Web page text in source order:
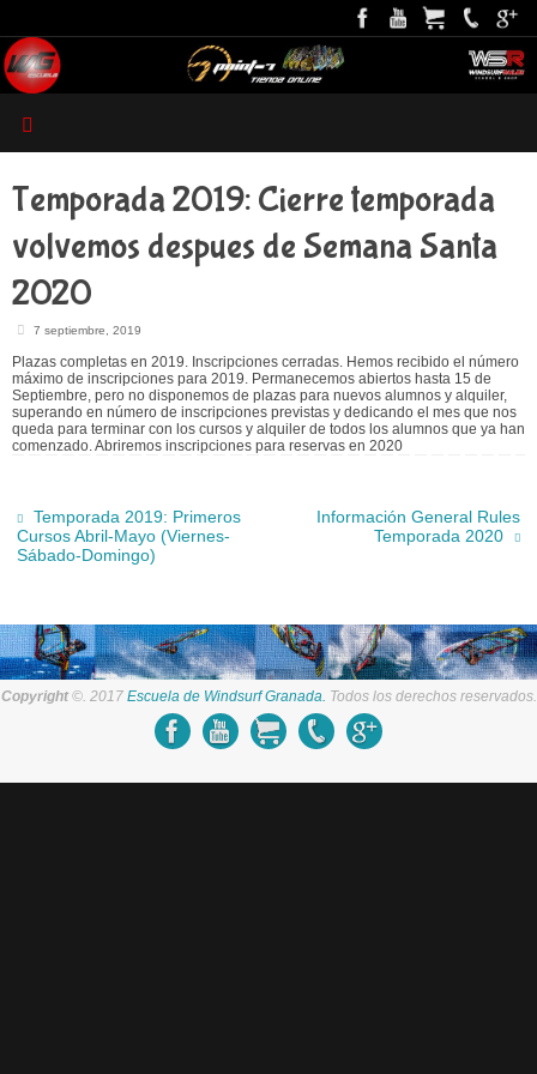
Temporada 2019: Cierre temporada
volvemos despues de Semana Santa
2020
7 septiembre, 2019
Plazas completas en 2019. Inscripciones cerradas. Hemos recibido el número
máximo de inscripciones para 2019. Permanecemos abiertos hasta 15 de
Septiembre, pero no disponemos de plazas para nuevos alumnos y alquiler,
superando en número de inscripciones previstas y dedicando el mes que nos
queda para terminar con los cursos y alquiler de todos los alumnos que ya han
comenzado. Abriremos inscripciones para reservas en 2020
Temporada 2019: Primeros
Cursos Abril-Mayo (Viernes-
Sábado-Domingo)
Información General Rules
Temporada 2020
Copyright©. 2017 Escuela de Windsurf Granada. Todos los derechos reservados.